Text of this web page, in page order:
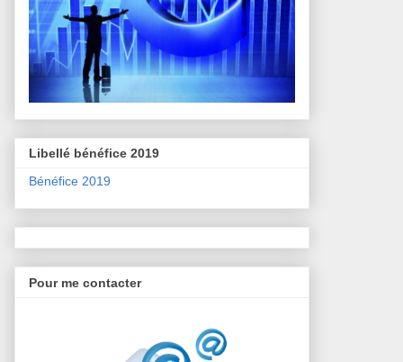
Libellé bénéfice 2019
Bénéfice 2019
Pour me contacter